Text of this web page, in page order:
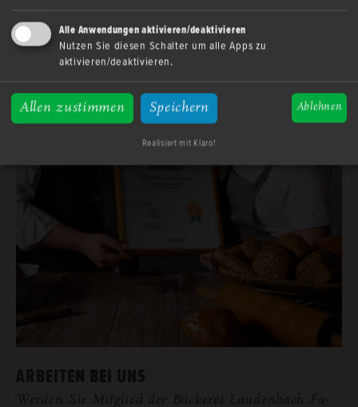
Mit Lei­den­schaft höchs­te Qua­li­tät
Ja, ich habe dieDatenschutzerklärung
Bäckerei Laudenbach GmbH gelesen.
Alle Anwendungen aktivieren/deaktivieren
Nutzen Sie diesen Schalter um alle Apps zu
aktivieren/deaktivieren.
Allen zustimmen Speichern Ablehnen
Realisiert mit Klaro!